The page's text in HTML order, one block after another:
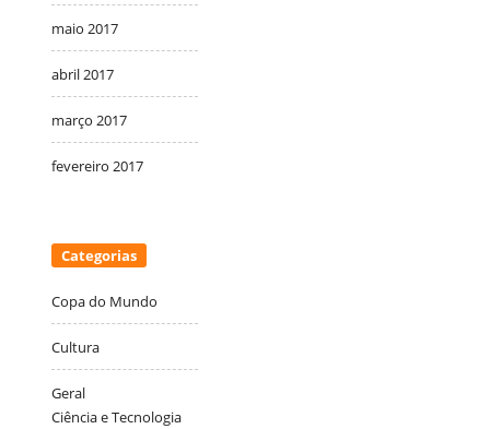
maio 2017
abril 2017
março 2017
fevereiro 2017
Categorias
Copa do Mundo
Cultura
Geral
Ciência e Tecnologia